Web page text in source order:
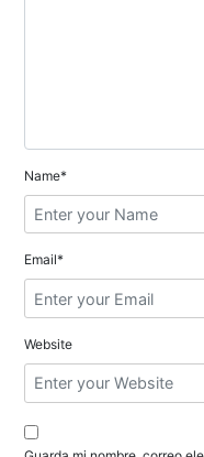
e
n
t
r
a
d
a
s
Name*
Email*
Website